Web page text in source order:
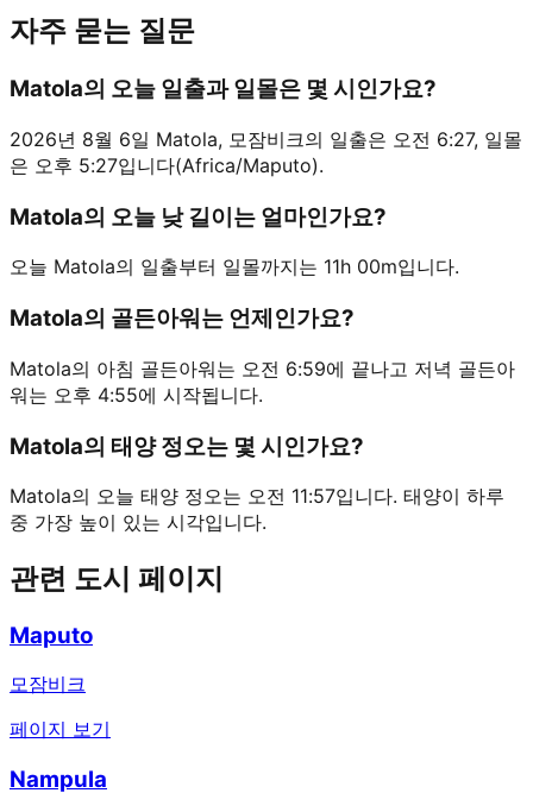
자주 묻는 질문
Matola의 오늘 일출과 일몰은 몇 시인가요?
2026년 8월 6일 Matola, 모잠비크의 일출은 오전 6:27, 일몰
은 오후 5:27입니다(Africa/Maputo).
Matola의 오늘 낮 길이는 얼마인가요?
오늘 Matola의 일출부터 일몰까지는 11h 00m입니다.
Matola의 골든아워는 언제인가요?
Matola의 아침 골든아워는 오전 6:59에 끝나고 저녁 골든아
워는 오후 4:55에 시작됩니다.
Matola의 태양 정오는 몇 시인가요?
Matola의 오늘 태양 정오는 오전 11:57입니다. 태양이 하루
중 가장 높이 있는 시각입니다.
관련 도시 페이지
Maputo
모잠비크
페이지 보기
Nampula